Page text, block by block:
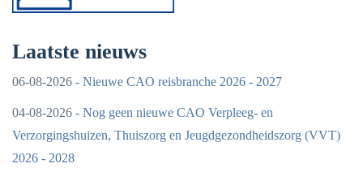
Laatste nieuws
06-08-2026 - Nieuwe CAO reisbranche 2026 - 2027
04-08-2026 - Nog geen nieuwe CAO Verpleeg- en
Verzorgingshuizen, Thuiszorg en Jeugdgezondheidszorg (VVT)
2026 - 2028